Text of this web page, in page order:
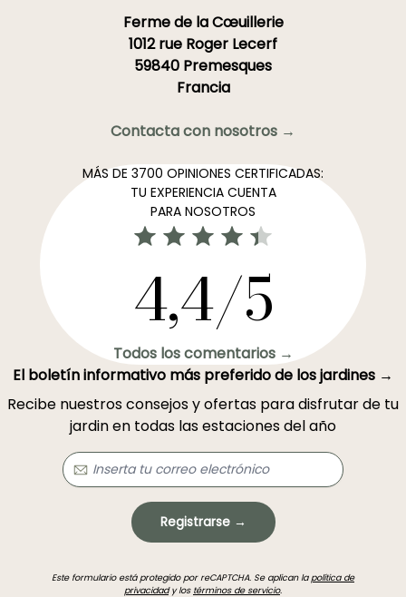
Ferme de la Cœuillerie
1012 rue Roger Lecerf
59840 Premesques
Francia
Contacta con nosotros →
MÁS DE 3700 OPINIONES CERTIFICADAS:
TU EXPERIENCIA CUENTA
PARA NOSOTROS
4,4/5
Todos los comentarios →
El boletín informativo más preferido de los jardines →
Recibe nuestros consejos y ofertas para disfrutar de tu
jardin en todas las estaciones del año
Registrarse →
Este formulario está protegido por reCAPTCHA. Se aplican la política de
privacidady los términos de servicio.